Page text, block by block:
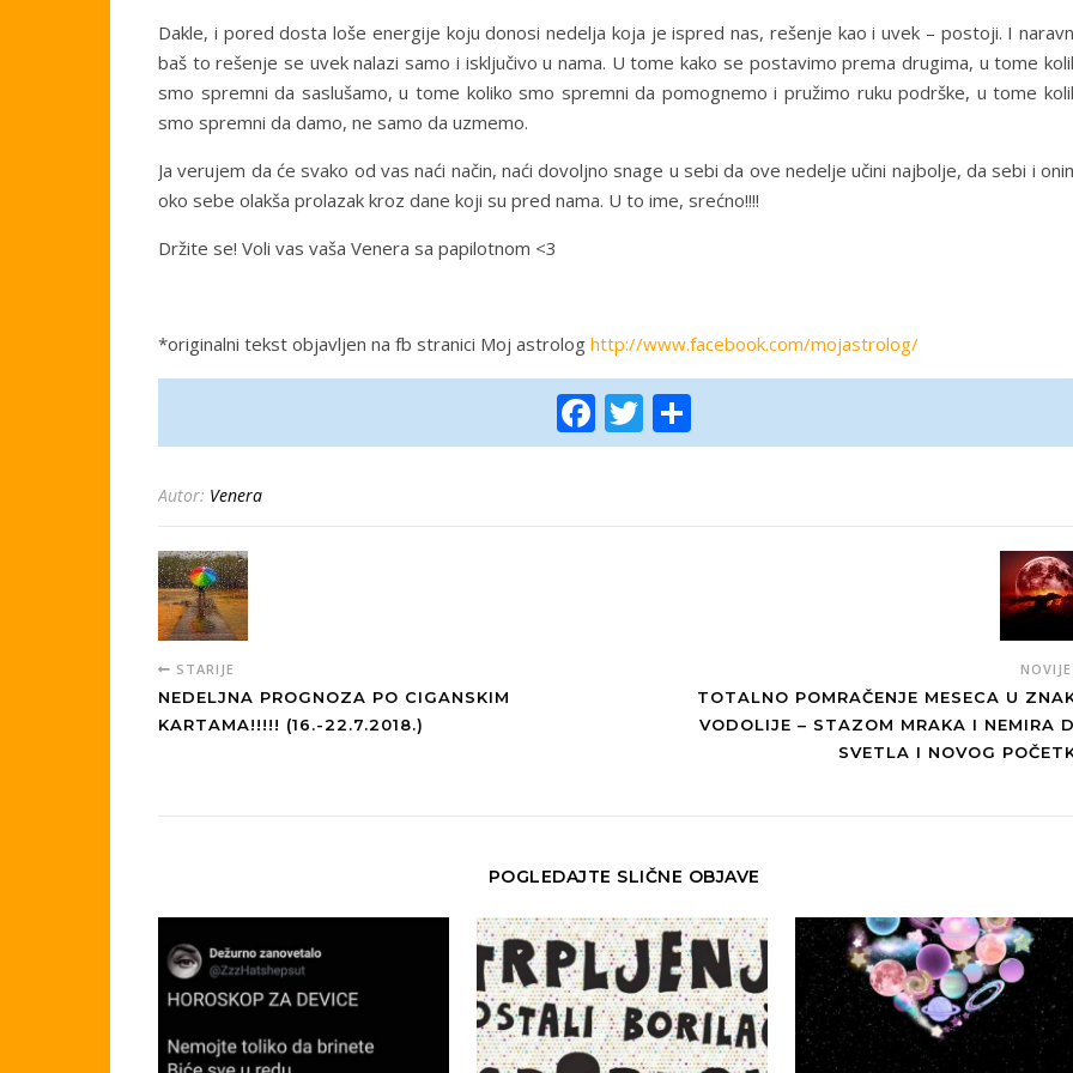
Dakle, i pored dosta loše energije koju donosi nedelja koja je ispred nas, rešenje kao i uvek – postoji. I
baš to rešenje se uvek nalazi samo i isključivo u nama. U tome kako se postavimo prema drugima, u tome
smo spremni da saslušamo, u tome koliko smo spremni da pomognemo i pružimo ruku podrške, u tome
smo spremni da damo, ne samo da uzmemo.
Ja verujem da će svako od vas naći način, naći dovoljno snage u sebi da ove nedelje učini najbolje, da sebi i
oko sebe olakša prolazak kroz dane koji su pred nama. U to ime, srećno!!!!
Držite se! Voli vas vaša Venera sa papilotnom <3
*originalni tekst objavljen na fb stranici Moj astrolog http://www.facebook.com/mojastrolog/
Facebook
Twitter
Autor: Venera
STARIJE
NEDELJNA PROGNOZA PO CIGANSKIM
KARTAMA!!!!! (16.-22.7.2018.)
NOVIJE
TOTALNO POMRAČENJE MESECA U
VODOLIJE – STAZOM MRAKA I NEMIRA
SVETLA I NOVOG
POGLEDAJTE SLIČNE OBJAVE